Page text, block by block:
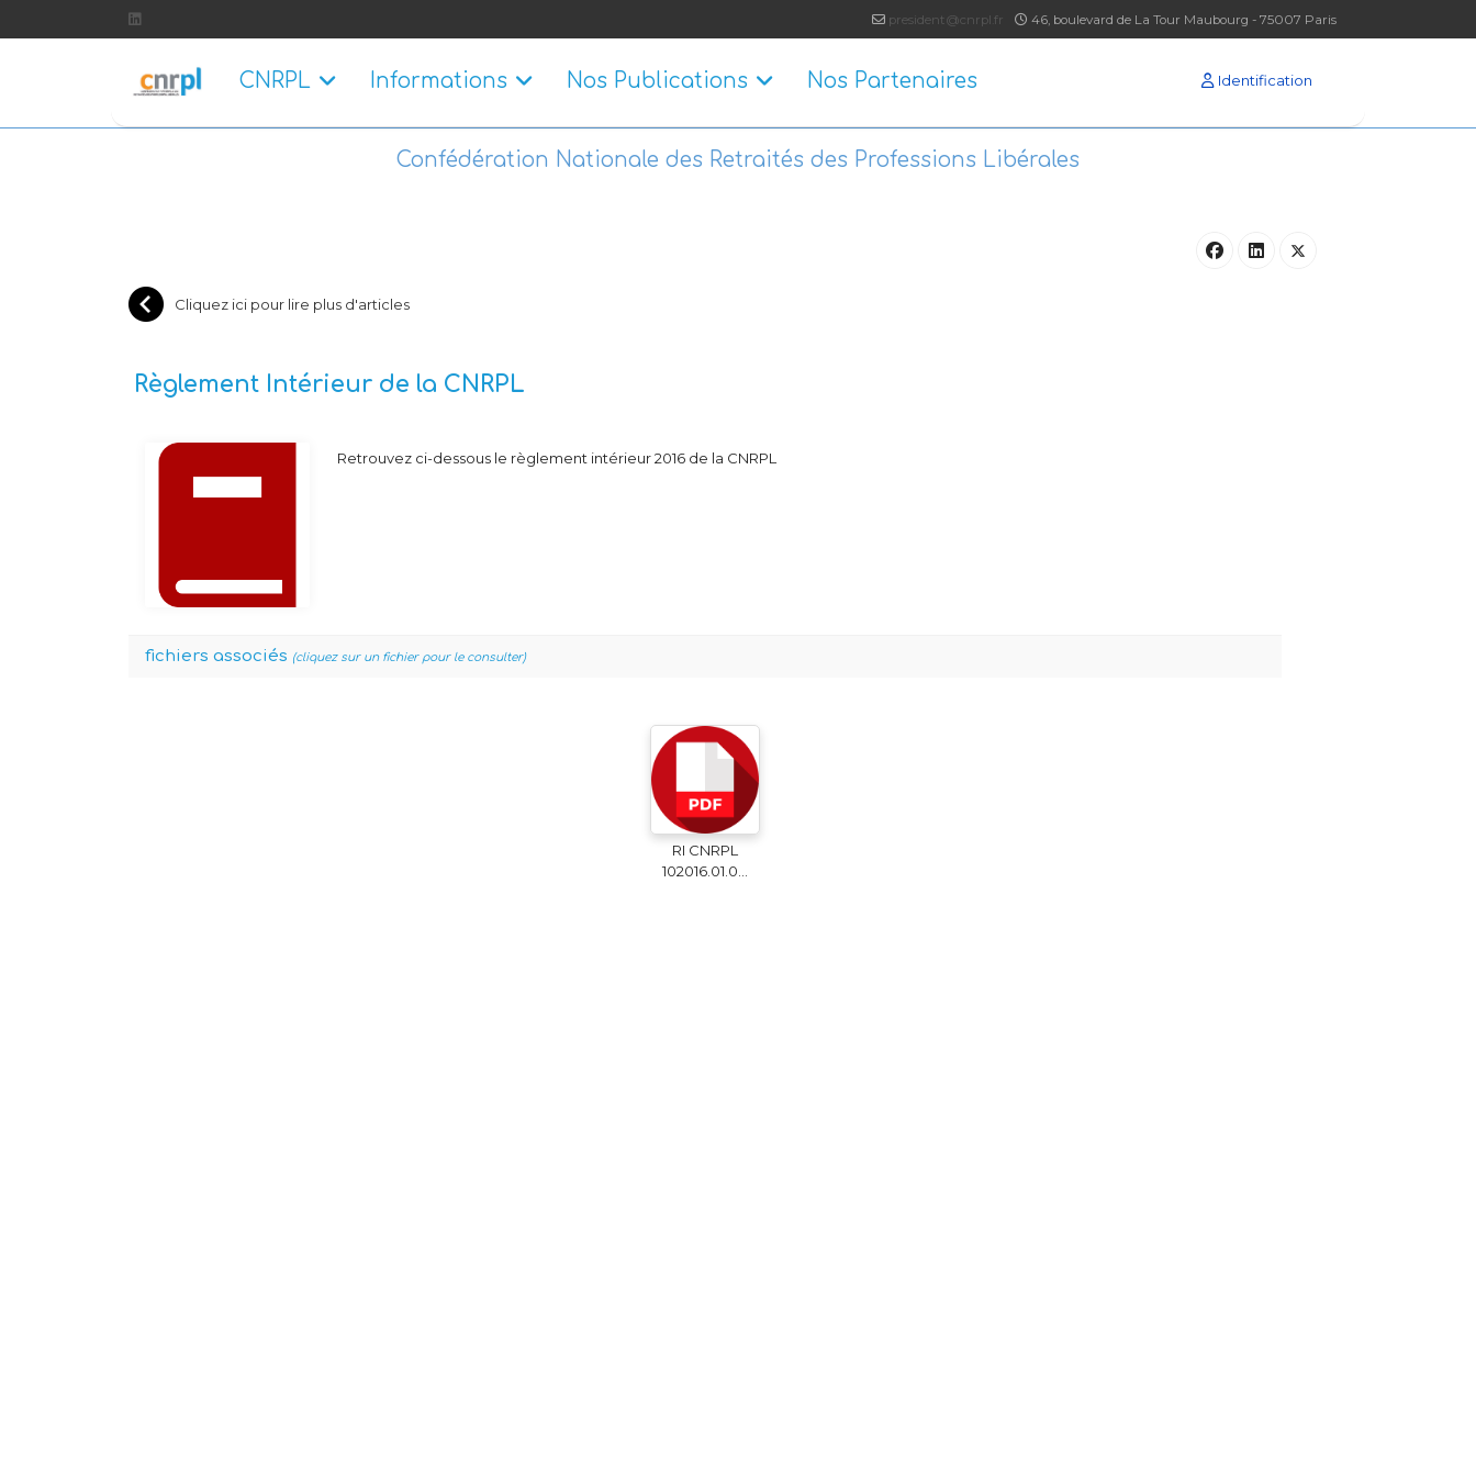
president@cnrpl.fr 46, boulevard de La Tour Maubourg - 75007 Paris
CNRPL Informations Nos Publications Nos Partenaires Identification
Confédération Nationale des Retraités des Professions Libérales
Cliquez ici pour lire plus d'articles
Règlement Intérieur de la CNRPL
Retrouvez ci-dessous le règlement intérieur 2016 de la CNRPL
fichiers associés (cliquez sur un fichier pour le consulter)
RI CNRPL
102016.01.0...